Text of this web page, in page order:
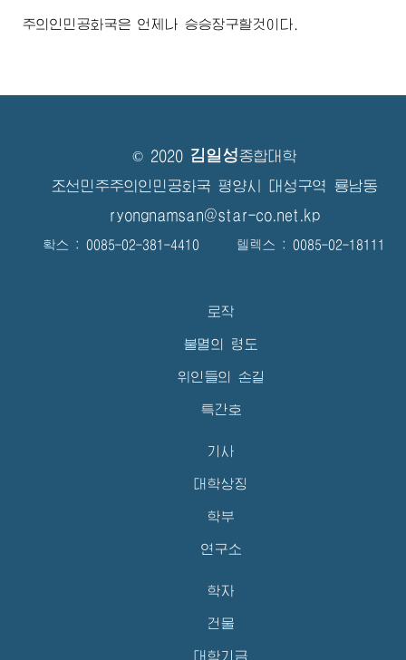
주의인민공화국은 언제나 승승장구할것이다.
© 2020 김일성종합대학
조선민주주의인민공화국 평양시 대성구역 룡남동
ryongnamsan@star-co.net.kp
확스 : 0085-02-381-4410 텔렉스 : 0085-02-18111
로작
불멸의 령도
위인들의 손길
특간호
기사
대학상징
학부
연구소
학자
건물
대학기금